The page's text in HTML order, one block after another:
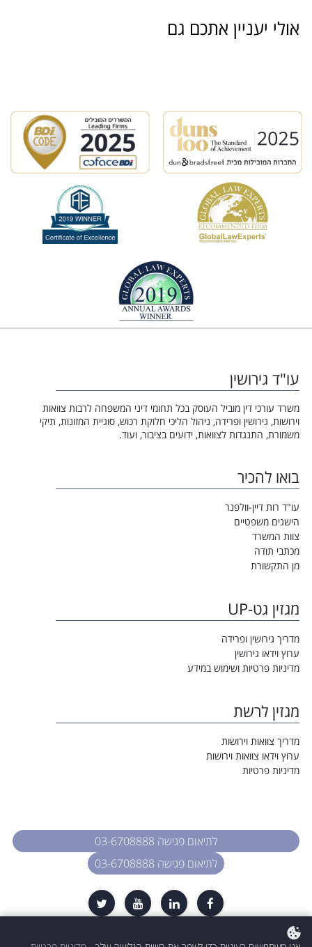
אולי יעניין אתכם גם
עו"ד גירושין
משרד עורכי דין מוביל העוסק בכל תחומי דיני המשפחה לרבות צוואות
וירושות, גירושין ופרידה, ניהול הליכי חלוקת רכוש, סוגיית המזונות, תיקי
משמורת, התנגדות לצוואות, ידועים בציבור, ועוד.
בואו להכיר
עו"ד רות דיין-וולפנר
הישגים משפטיים
צוות המשרד
מכתבי תודה
מן התקשורת
מגזין גט-UP
מדריך גירושין ופרידה
ערוץ וידאו גירושין
מדיניות פרטיות ושימוש במידע
מגזין לרשת
מדריך צוואות וירושות
ערוץ וידאו צוואות וירושות
מדיניות פרטיות
לתיאום פגישה 03-6708888
לתיאום פגישה 03-6708888